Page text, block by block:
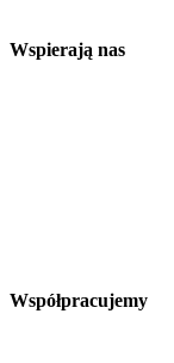
Wspierają nas
Współpracujemy